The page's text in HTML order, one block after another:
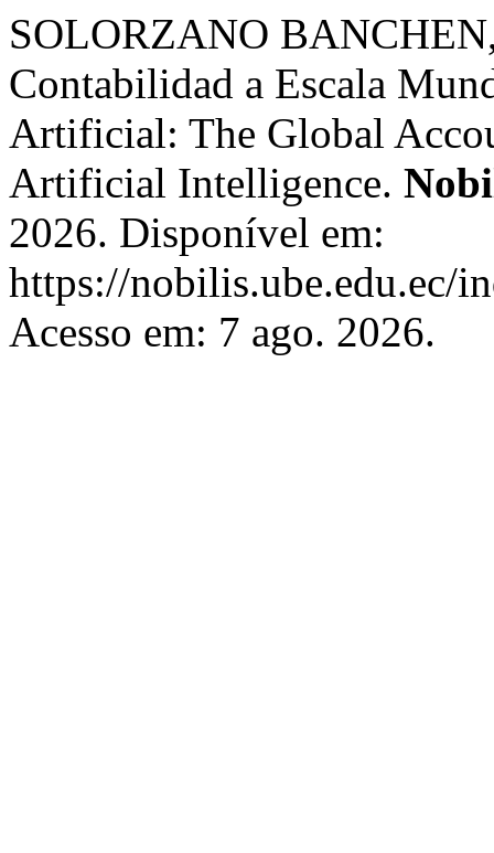
SOLORZANO
Contabilidad a Escala
Artificial: The Global
Artificial Intelligence.
2026. Disponível em:
https://nobilis.ube.edu.ec/
Acesso em: 7 ago. 2026.